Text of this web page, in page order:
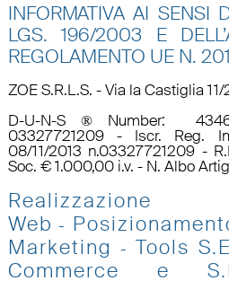
INFORMATIVA AI SENSI
LGS. 196/2003 E
REGOLAMENTO UE N.
ZOE S.R.L.S. - Via la Castiglia
D-U-N-S ® Number:
03327721209 - Iscr. Reg.
08/11/2013 n.03327721209 -
Soc. € 1.000,00 i.v. - N. Albo
Web -
Marketing - Tools
Commerce e